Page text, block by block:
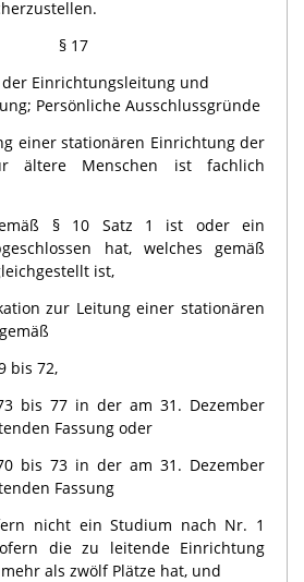
§ 17
der Einrichtungsleitung und
Persönliche Ausschlussgründe
einer stationären Einrichtung der
ältere Menschen ist fachlich
§ 10 Satz 1 ist oder ein
hat, welches gemäß
ist,
zur Leitung einer stationären
bis 72,
bis 77 in der am 31. Dezember
Fassung oder
bis 73 in der am 31. Dezember
Fassung
nicht ein Studium nach Nr. 1
die zu leitende Einrichtung
als zwölf Plätze hat, und